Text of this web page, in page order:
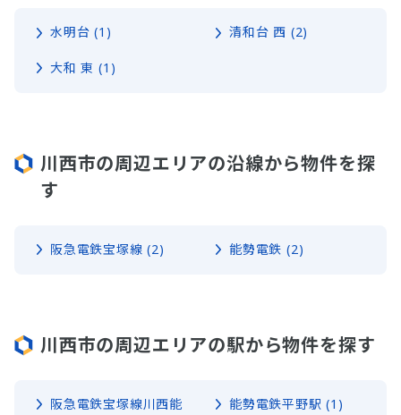
水明台 (1) 清和台 西 (2)
大和 東 (1)
川西市の周辺エリアの沿線から物件を探
す
阪急電鉄宝塚線 (2) 能勢電鉄 (2)
川西市の周辺エリアの駅から物件を探す
阪急電鉄宝塚線川西能
能勢電鉄平野駅 (1)